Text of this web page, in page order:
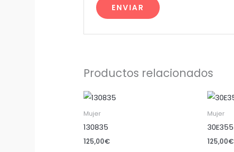
Productos relacionados
Mujer
130835
125,00€
Mujer
30E355
125,00€